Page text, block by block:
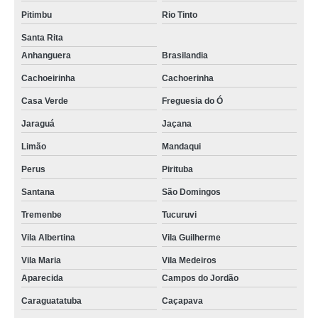
Pitimbu Rio Tinto
Santa Rita
Anhanguera
Brasilandia
Cachoeirinha Cachoerinha
Casa Verde Freguesia do Ó
Jaraguá Jaçana
Limão Mandaqui
Perus Pirituba
Santana São Domingos
Tremenbe Tucuruvi
Vila Albertina Vila Guilherme
Vila Maria
Vila Medeiros
Aparecida
Campos do Jordão
Caraguatatuba Caçapava